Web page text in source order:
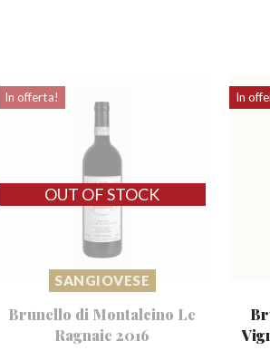
In offerta!
SANGIOVESE
Brunello di Montalcino Le
Ragnaie 2016
In